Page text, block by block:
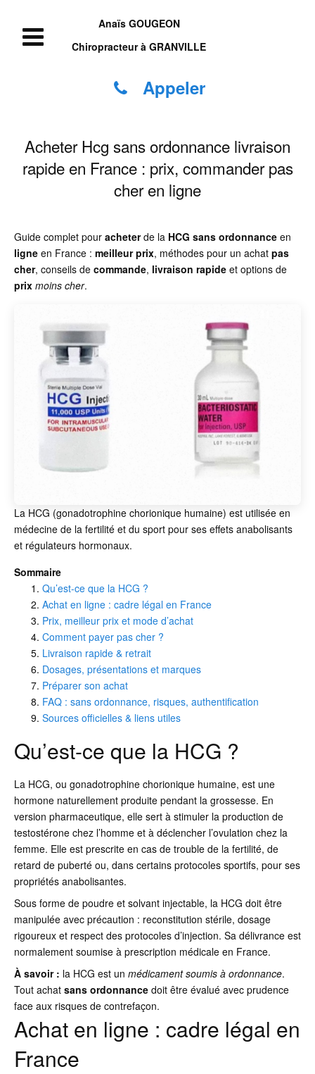
Anaïs GOUGEON
Chiropracteur à GRANVILLE
Appeler
Acheter Hcg sans ordonnance livraison
rapide en France : prix, commander pas
cher en ligne
Guide complet pour acheterde la HCG sans ordonnance en
ligne en France : meilleur prix, méthodes pour un achat pas
cher, conseils de commande, livraison rapide et options de
prix moins cher.
La HCG (gonadotrophine chorionique humaine) est utilisée en
médecine de la fertilité et du sport pour ses effets anabolisants
et régulateurs hormonaux.
Sommaire
Qu’est-ce que la HCG ?
Achat en ligne : cadre légal en France
Prix, meilleur prix et mode d’achat
Comment payer pas cher ?
Livraison rapide & retrait
Dosages, présentations et marques
Préparer son achat
FAQ : sans ordonnance, risques, authentification
Sources officielles & liens utiles
Qu’est-ce que la HCG ?
La HCG, ou gonadotrophine chorionique humaine, est une
hormone naturellement produite pendant la grossesse. En
version pharmaceutique, elle sert à stimuler la production de
testostérone chez l’homme et à déclencher l’ovulation chez la
femme. Elle est prescrite en cas de trouble de la fertilité, de
retard de puberté ou, dans certains protocoles sportifs, pour ses
propriétés anabolisantes.
Sous forme de poudre et solvant injectable, la HCG doit être
manipulée avec précaution : reconstitution stérile, dosage
rigoureux et respect des protocoles d’injection. Sa délivrance est
normalement soumise à prescription médicale en France.
À savoir : la HCG est un médicament soumis à ordonnance.
Tout achat sans ordonnance doit être évalué avec prudence
face aux risques de contrefaçon.
Achat en ligne : cadre légal en
France